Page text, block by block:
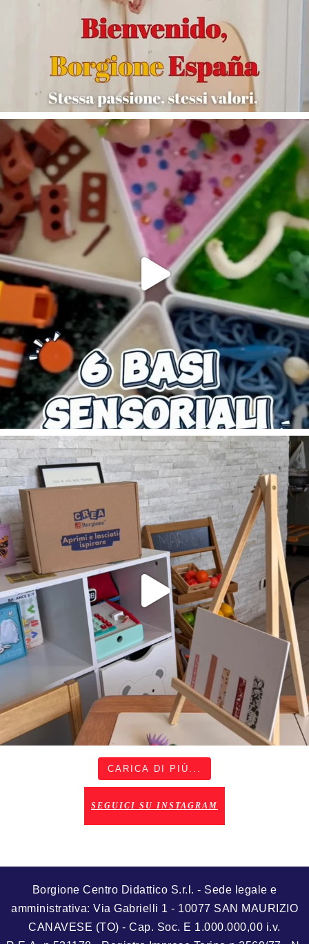
CARICA DI PIÙ...
SEGUICI SU INSTAGRAM
Borgione Centro Didattico S.r.l. - Sede legale e
amministrativa: Via Gabrielli 1 - 10077 SAN MAURIZIO
CANAVESE (TO) - Cap. Soc. E 1.000.000,00 i.v.